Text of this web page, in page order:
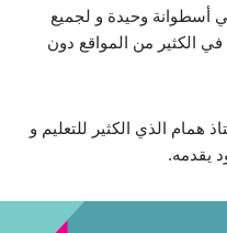
أسطوانة وحيدة و لجميع
الكثير من المواقع دون
همام الذي الكثير للتعليم و
يقدمه.